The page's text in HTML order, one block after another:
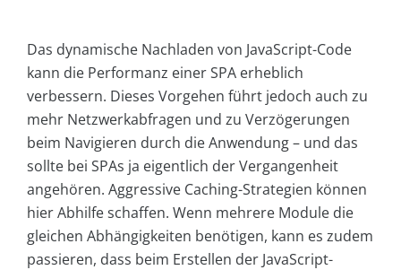
Das dynamische Nachladen von JavaScript-Code
kann die Performanz einer SPA erheblich
verbessern. Dieses Vorgehen führt jedoch auch zu
mehr Netzwerkabfragen und zu Verzögerungen
beim Navigieren durch die Anwendung – und das
sollte bei SPAs ja eigentlich der Vergangenheit
angehören. Aggressive Caching-Strategien können
hier Abhilfe schaffen. Wenn mehrere Module die
gleichen Abhängigkeiten benötigen, kann es zudem
passieren, dass beim Erstellen der JavaScript-